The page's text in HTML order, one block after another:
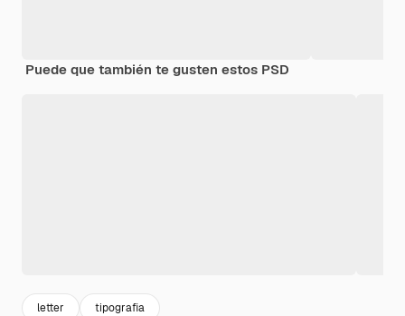
Puede que también te gusten estos PSD
letter tipografia